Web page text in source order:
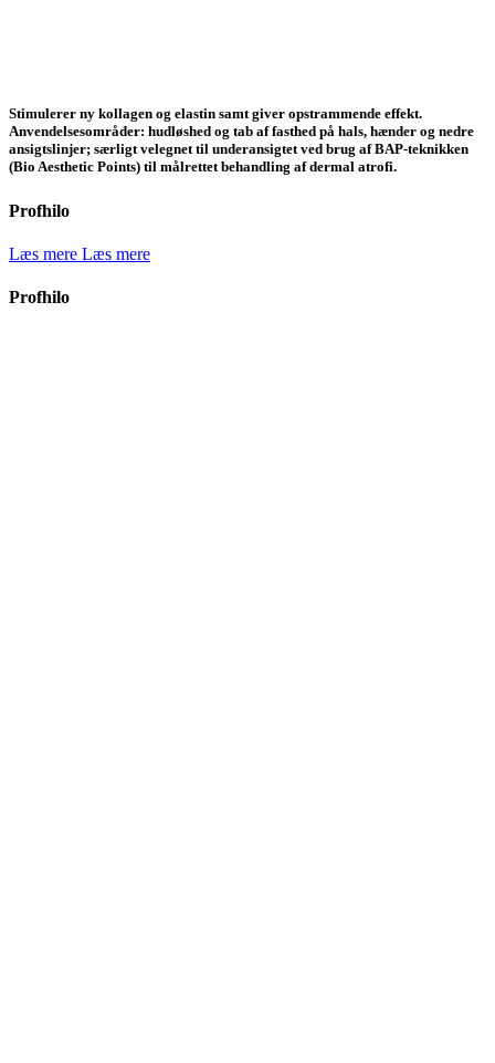
Stimulerer ny kollagen og elastin samt giver opstrammende effekt.
Anvendelsesområder: hudløshed og tab af fasthed på hals, hænder og nedre
ansigtslinjer; særligt velegnet til underansigtet ved brug af BAP-teknikken
(Bio Aesthetic Points) til målrettet behandling af dermal atrofi.
Profhilo
Læs mere Læs mere
Profhilo